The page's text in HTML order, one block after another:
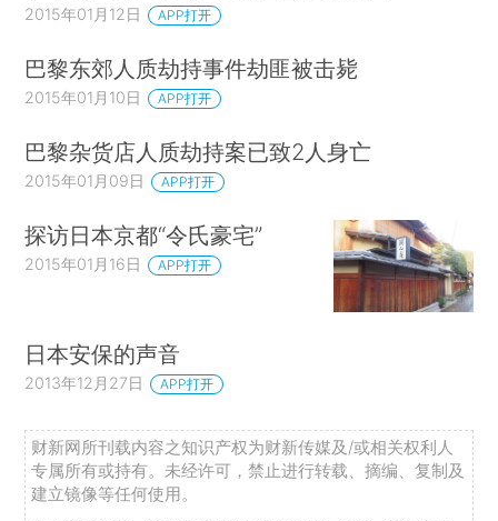
2015年01月12日 APP打开
巴黎东郊人质劫持事件劫匪被击毙
2015年01月10日 APP打开
巴黎杂货店人质劫持案已致2人身亡
2015年01月09日 APP打开
探访日本京都“令氏豪宅”
2015年01月16日 APP打开
日本安保的声音
2013年12月27日 APP打开
财新网所刊载内容之知识产权为财新传媒及/或相关权利人
专属所有或持有。未经许可，禁止进行转载、摘编、复制及
建立镜像等任何使用。